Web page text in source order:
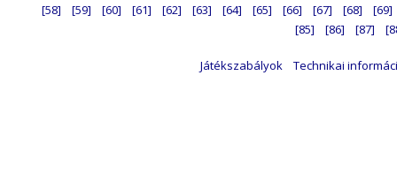
[58]
[59] [60] [61] [62] [63] [64] [65] [66] [67] [68]
[69]
[85]
[86] [87]
Játékszabályok Technikai